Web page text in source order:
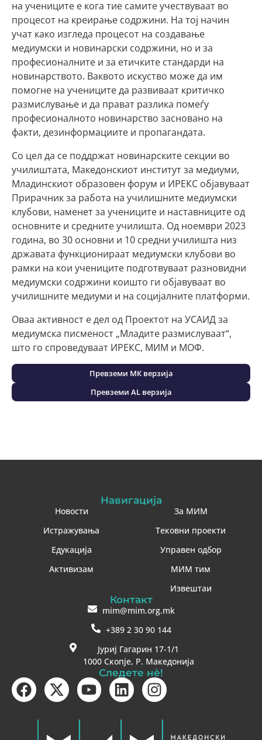
на учениците е кога тие самите учествуваат во
процесот на креирање содржини. На тој начин
учат како изгледа процесот на создавање
медиумски и новинарски содржини, но и за
професионалните и за етичките стандарди на
новинарството. Ваквото искуство може да им
помогне на учениците да развиваат критичко
размислување и да прават разлика помеѓу
професионалното новинарство засновано на
факти, дезинформациите и пропагандата.
Со цел да се поддржат новинарските секции во
училиштата, Македонскиот институт за медиуми,
Младинскиот образовен форум и ИРЕКС објавуваат
Прирачник за работа на училишните медиумски
клубови, наменет за учениците и наставниците од
основните и средните училишта. Од ноември 2023
година, во 30 основни и 10 средни училишта низ
државата функционираат медиумски клубови во
рамки на кои учениците подготвуваат разновидни
медиумски содржини коишто ги објавуваат во
училишните медиуми и на социјалните платформи.
Оваа активност е дел од Проектот на УСАИД за
медиумска писменост „Младите размислуваат“,
што го спроведуваат ИРЕКС, МИМ и МОФ.
Превземи МК верзија
Превземи AL верзија
Навигација
Новости
Истражувања
Едукација
Активизам
За МИМ
Тековни проекти
Управен одбор
МИМ тим
Извештаи
Контакт
mim@mim.org.mk
+389 2 30 90 144
Јуриј Гагарин 17-1/1
1000 Скопје, Р. Македонија
Следете нè!